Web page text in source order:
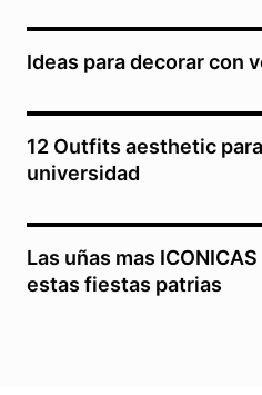
Ideas para decorar con
12 Outfits aesthetic
universidad
Las uñas mas
estas fiestas patrias